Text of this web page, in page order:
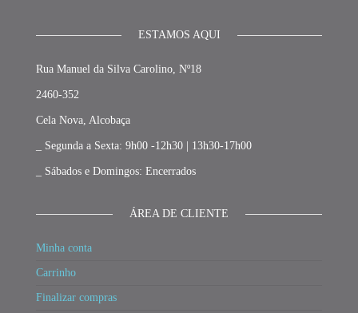
ESTAMOS AQUI
Rua Manuel da Silva Carolino, Nº18
2460-352
Cela Nova, Alcobaça
_ Segunda a Sexta: 9h00 -12h30 | 13h30-17h00
_ Sábados e Domingos: Encerrados
ÁREA DE CLIENTE
Minha conta
Carrinho
Finalizar compras